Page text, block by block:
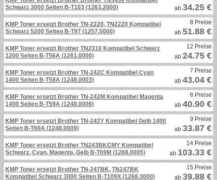
Schwarz 3000 Seiten B-T103 (1263.2000)
ab 34.25 €
KMP Toner ersetzt Brother TN-2220, TN2220 Kompatibel
Schwarz 5200 Seiten B-T97 (1257.5000)
8 Preise
ab 51.88 €
KMP Toner ersetzt Brother TN2310 Kompatibel Schwarz
1200 Seiten B-T56A (1261.0000)
12 Preise
ab 24.75 €
KMP Toner ersetzt Brother TN-242C Kompatibel Cyan
1400 Seiten B-T58A (1248.0003)
7 Preise
ab 43.04 €
KMP Toner ersetzt Brother TN-242M Kompatibel Magenta
1400 Seiten B-T59A (1248.0006)
8 Preise
ab 40.90 €
KMP Toner ersetzt Brother TN-242Y Kompatibel Gelb 1400
Seiten B-T60A (1248.0009)
9 Preise
ab 33.87 €
KMP Toner ersetzt Brother TN243BKCMY Kompatibel
Schwarz, Cyan, Magenta, Gelb B-T09M (1268.0005)
14 Preise
ab 103.33 €
KMP Toner ersetzt Brother TN-247BK, TN247BK
Kompatibel Schwarz 3000 Seiten B-T109X (1268.3000)
15 Preise
ab 39.88 €